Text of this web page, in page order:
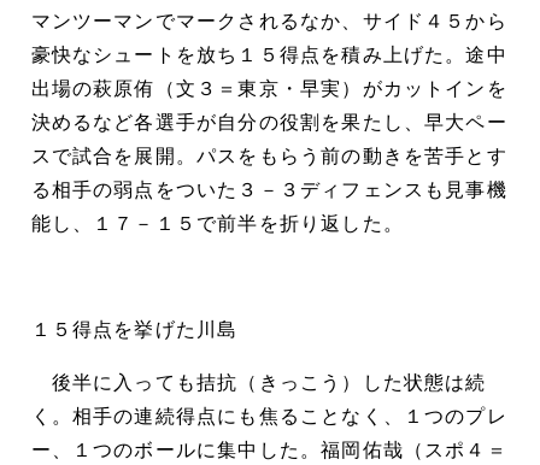
マンツーマンでマークされるなか、サイド４５から
豪快なシュートを放ち１５得点を積み上げた。途中
出場の萩原侑（文３＝東京・早実）がカットインを
決めるなど各選手が自分の役割を果たし、早大ペー
スで試合を展開。パスをもらう前の動きを苦手とす
る相手の弱点をついた３－３ディフェンスも見事機
能し、１７－１５で前半を折り返した。
１５得点を挙げた川島
後半に入っても拮抗（きっこう）した状態は続
く。相手の連続得点にも焦ることなく、１つのプレ
ー、１つのボールに集中した。福岡佑哉（スポ４＝